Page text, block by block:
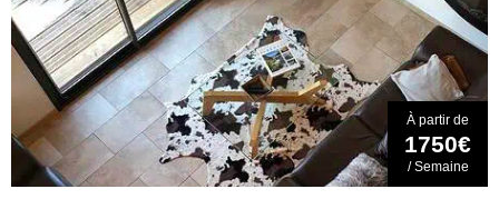
À partir de
1750€
/ Semaine